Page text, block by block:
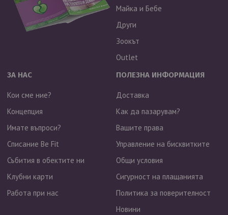
Майка и Бебе
Други
Зоокът
Outlet
ЗА НАС
Кои сме ние?
Концепция
Имате въпроси?
Списание Be Fit
Събития в обектите ни
Клубни карти
Работа при нас
ПОЛЕЗНА ИНФОРМАЦИЯ
Доставка
Как да пазарувам?
Вашите права
Управление на бисквитките
Общи условия
Сигурност на плащанията
Политика за поверителност
Новини